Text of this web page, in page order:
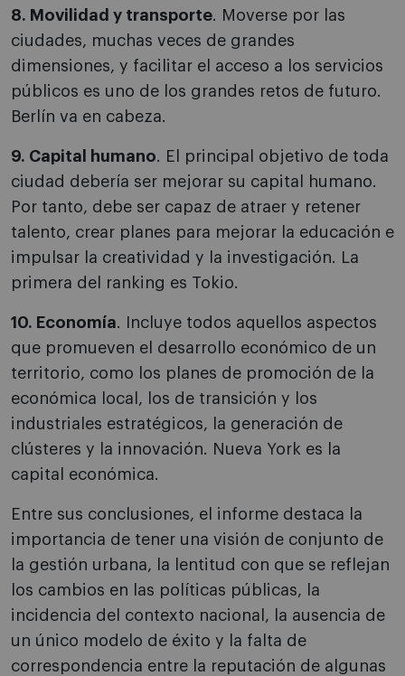
8. Movilidad y transporte. Moverse por las
ciudades, muchas veces de grandes
dimensiones, y facilitar el acceso a los servicios
públicos es uno de los grandes retos de futuro.
Berlín va en cabeza.
9. Capital humano. El principal objetivo de toda
ciudad debería ser mejorar su capital humano.
Por tanto, debe ser capaz de atraer y retener
talento, crear planes para mejorar la educación e
impulsar la creatividad y la investigación. La
primera del ranking es Tokio.
10. Economía. Incluye todos aquellos aspectos
que promueven el desarrollo económico de un
territorio, como los planes de promoción de la
económica local, los de transición y los
industriales estratégicos, la generación de
clústeres y la innovación. Nueva York es la
capital económica.
Entre sus conclusiones, el informe destaca la
importancia de tener una visión de conjunto de
la gestión urbana, la lentitud con que se reflejan
los cambios en las políticas públicas, la
incidencia del contexto nacional, la ausencia de
un único modelo de éxito y la falta de
correspondencia entre la reputación de algunas